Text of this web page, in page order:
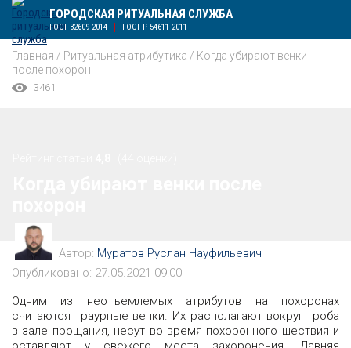
ГОРОДСКАЯ РИТУАЛЬНАЯ СЛУЖБА
ГОСТ 32609-2014 ГОСТ Р 54611-2011
Главная / Ритуальная атрибутика / Когда убирают венки
после похорон
3461
Автор: Муратов Руслан Науфильевич
Опубликовано: 27.05.2021 09:00
Одним из неотъемлемых атрибутов на похоронах
считаются траурные венки. Их располагают вокруг гроба
в зале прощания, несут во время похоронного шествия и